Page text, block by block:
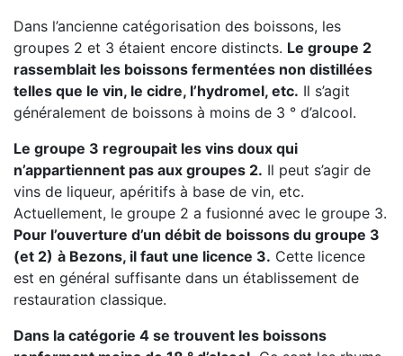
Dans l’ancienne catégorisation des boissons, les
groupes 2 et 3 étaient encore distincts. Le groupe 2
rassemblait les boissons fermentées non distillées
telles que le vin, le cidre, l’hydromel, etc. Il s’agit
généralement de boissons à moins de 3 ° d’alcool.
Le groupe 3 regroupait les vins doux qui
n’appartiennent pas aux groupes 2. Il peut s’agir de
vins de liqueur, apéritifs à base de vin, etc.
Actuellement, le groupe 2 a fusionné avec le groupe 3.
Pour l’ouverture d’un débit de boissons du groupe 3
(et 2) à Bezons, il faut une licence 3. Cette licence
est en général suffisante dans un établissement de
restauration classique.
Dans la catégorie 4 se trouvent les boissons